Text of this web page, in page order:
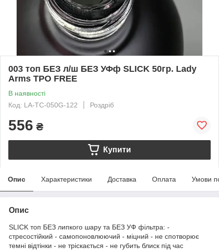
003 топ БЕЗ л/ш БЕЗ УФф SLICK 50гр. Lady
Arms TPO FREE
В наявності
Код: LA-TC-050G-122
Роздріб
556 ₴
Купити
Опис Характеристики Доставка Оплата Умови
Опис
SLICK топ БЕЗ липкого шару та БЕЗ УФ фільтра: -
стресостійкий - самопоновлюючий - міцний - не спотворює
темні відтінки - не тріскається - не губить блиск під час